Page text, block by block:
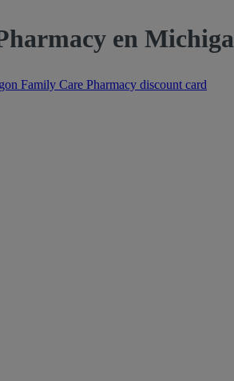
en
Family Care Pharmacy discount card